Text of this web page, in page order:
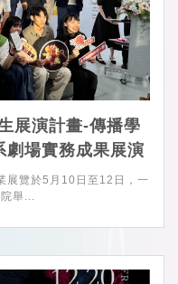
展演計畫-傳播學
劇場實務成果展演
舉...